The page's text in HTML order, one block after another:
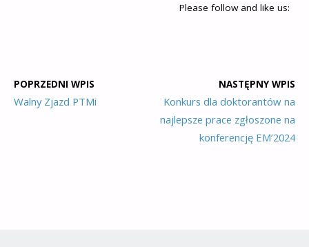
Please follow and like us:
POPRZEDNI WPIS
Walny Zjazd PTMi
NASTĘPNY WPIS
Konkurs dla doktorantów na
najlepsze prace zgłoszone na
konferencję EM’2024